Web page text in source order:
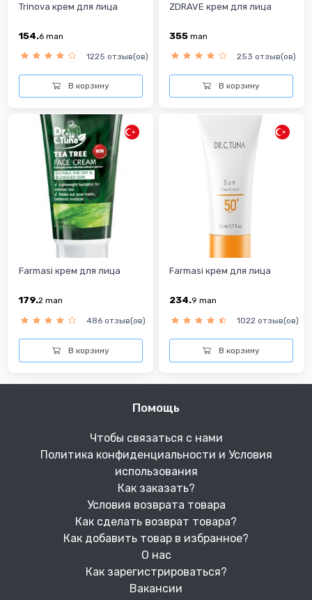
Trinova крем для лица
154.6 man
1225 отзыв(ов)
В корзину
ZDRAVE крем для лица
355 man
253 отзыв(ов)
В корзину
Farmasi крем для лица
179.2 man
486 отзыв(ов)
В корзину
Farmasi крем для лица
234.9 man
1022 отзыв(ов)
В корзину
Помощь
Чтобы связаться с нами
Политика конфиденциальности и Условия
использования
Как заказать?
Условия возврата товара
Как сделать возврат товара?
Как добавить товар в избранное?
О нас
Как зарегистрироваться?
Вакансии